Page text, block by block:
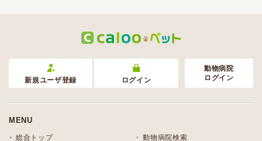
新規ユーザ登録 ログイン
動物病院
ログイン
MENU
総合トップ 動物病院検索